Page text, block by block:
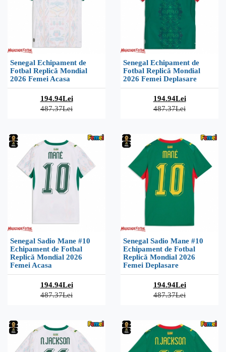
Senegal Echipament de
Fotbal Replică Mondial
2026 Femei Acasa
194.94Lei
487.37Lei
Senegal Echipament de
Fotbal Replică Mondial
2026 Femei Deplasare
194.94Lei
487.37Lei
Senegal Sadio Mane #10
Echipament de Fotbal
Replică Mondial 2026
Femei Acasa
194.94Lei
487.37Lei
Senegal Sadio Mane #10
Echipament de Fotbal
Replică Mondial 2026
Femei Deplasare
194.94Lei
487.37Lei